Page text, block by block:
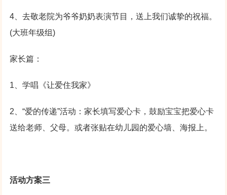
4、去敬老院为爷爷奶奶表演节目，送上我们诚挚的祝福。
(大班年级组)
家长篇：
1、学唱《让爱住我家》
2、“爱的传递”活动：家长填写爱心卡，鼓励宝宝把爱心卡
送给老师、父母。或者张贴在幼儿园的爱心墙、海报上。
活动方案三